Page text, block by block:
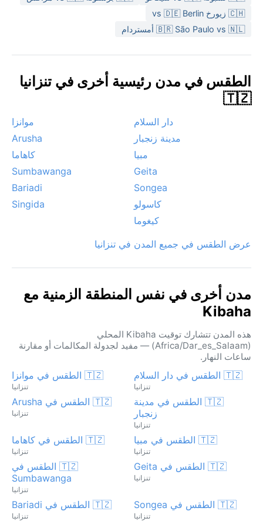
الممطر. كما ينتشر الضباب الخفيف في الصباحات الباردة على
التلال المحيطة. باختصار، كيماها وجهة هادئة لمن يريد
🇨🇭 زيورخ vs 🇩🇪 Berlin
🇧🇷 São Paulo vs 🇳🇱 أمستردام
الطقس في مدن رئيسية أخرى في تنزانيا
🇹🇿
دار السلام
موانزا
مدينة زنجبار
Arusha
مبيا
كاهاما
Geita
Sumbawanga
Songea
Bariadi
كاسولو
Singida
كيغوما
عرض الطقس في جميع المدن في تنزانيا
مدن أخرى في نفس المنطقة الزمنية مع
Kibaha
هذه المدن تتشارك توقيت Kibaha المحلي
(Africa/Dar_es_Salaam) — مفيد لجدولة المكالمات أو مقارنة
ساعات النهار.
🇹🇿 الطقس في دار السلام
تنزانيا
🇹🇿 الطقس في موانزا
تنزانيا
🇹🇿 الطقس في مدينة
زنجبار
تنزانيا
🇹🇿 الطقس في Arusha
تنزانيا
🇹🇿 الطقس في مبيا
تنزانيا
🇹🇿 الطقس في كاهاما
تنزانيا
🇹🇿 الطقس في Geita
تنزانيا
🇹🇿 الطقس في
Sumbawanga
تنزانيا
🇹🇿 الطقس في Songea
تنزانيا
🇹🇿 الطقس في Bariadi
تنزانيا